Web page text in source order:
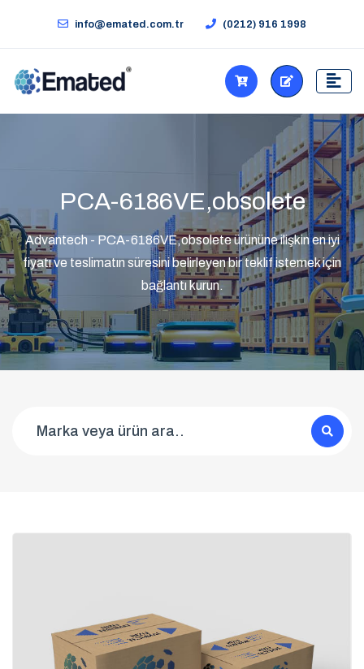
info@emated.com.tr (0212) 916 1998
PCA-6186VE,obsolete
Advantech - PCA-6186VE,obsolete ürününe ilişkin en iyi
fiyatı ve teslimatın süresini belirleyen bir teklif istemek için
bağlantı kurun.